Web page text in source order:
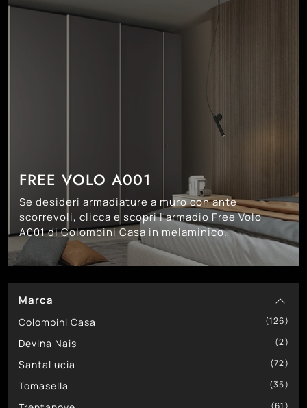
Marca
Colombini Casa 126
Devina Nais 2
SantaLucia 72
Tomasella 35
61
FREE VOLO A001
Se desideri armadiature a muro con ante
scorrevoli, clicca e scopri l'armadio Free Volo
A001 di Colombini Casa in melaminico.